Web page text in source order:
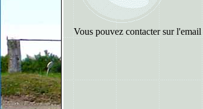
Vous pouvez contacter sur l'email